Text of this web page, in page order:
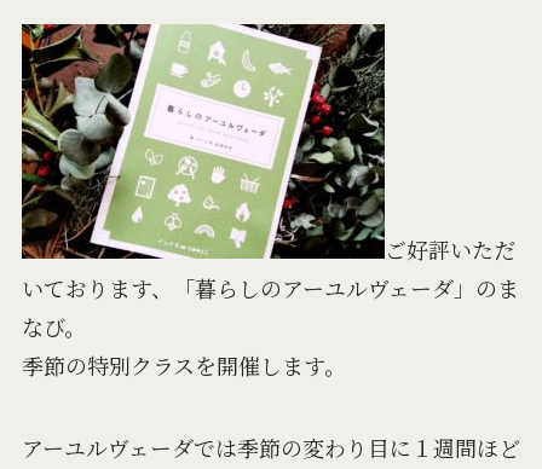
ご好評いただ
いております、「暮らしのアーユルヴェーダ」のま
なび。
季節の特別クラスを開催します。
アーユルヴェーダでは季節の変わり目に１週間ほど